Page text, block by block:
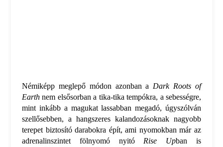
Némiképp meglepő módon azonban a Dark Roots of
Earth nem elsősorban a tika-tika tempókra, a sebességre,
mint inkább a magukat lassabban megadó, úgyszólván
szellősebben, a hangszeres kalandozásoknak nagyobb
terepet biztosító darabokra épít, ami nyomokban már az
adrenalinszintet fölnyomó nyitó Rise Upban is